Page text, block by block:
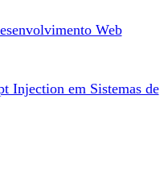
Web
Injection em Sistemas de